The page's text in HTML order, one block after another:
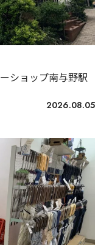
ショップ南与野駅
2026.08.05